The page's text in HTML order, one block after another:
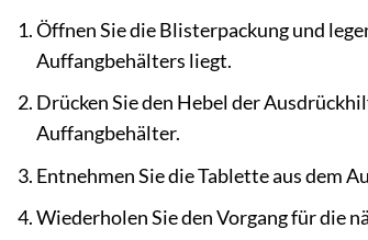
Öffnen Sie die Blisterpackung und
Auffangbehälters liegt.
Drücken Sie den Hebel der
Auffangbehälter.
Entnehmen Sie die Tablette aus dem
Wiederholen Sie den Vorgang für die